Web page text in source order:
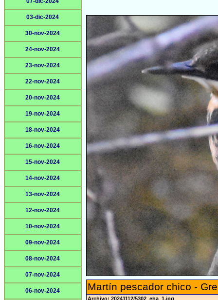
03-dic-2024
30-nov-2024
24-nov-2024
23-nov-2024
22-nov-2024
20-nov-2024
19-nov-2024
18-nov-2024
16-nov-2024
15-nov-2024
14-nov-2024
13-nov-2024
12-nov-2024
10-nov-2024
09-nov-2024
08-nov-2024
07-nov-2024
06-nov-2024 Martín pescador chico -
Archivo: 20241112/5302_eha_1.jpg